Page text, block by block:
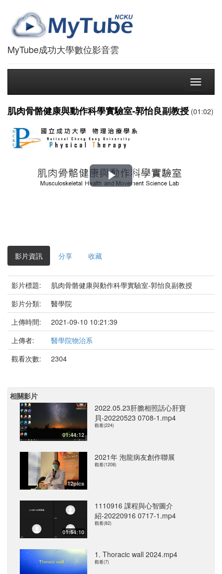
MyTube成功大學數位影音雲
Toggle
肌肉骨骼健康與動作科學實驗室-郭怡良副教授 (01:02)
播
影片資訊 分享 收藏
影片標題:
肌肉骨骼健康與動作科學實驗室-郭怡良副教授
影片分類:
醫學院
上傳時間:
2021-09-10 10:21:39
上傳者:
醫學院物治系
觀看次數:
2304
相關影片
01:44:12
2022.05.23肝膽相照話心肝寶
貝-20220523 0708-1.mp4
觀看(224)
12pics
2021年 泡龍病友創作聯展
觀看(1208)
01:54:10
1110916 課程與心智圖介
紹-20220916 0717-1.mp4
觀看(82)
1. Thoracic wall 2024.mp4
觀看(7)